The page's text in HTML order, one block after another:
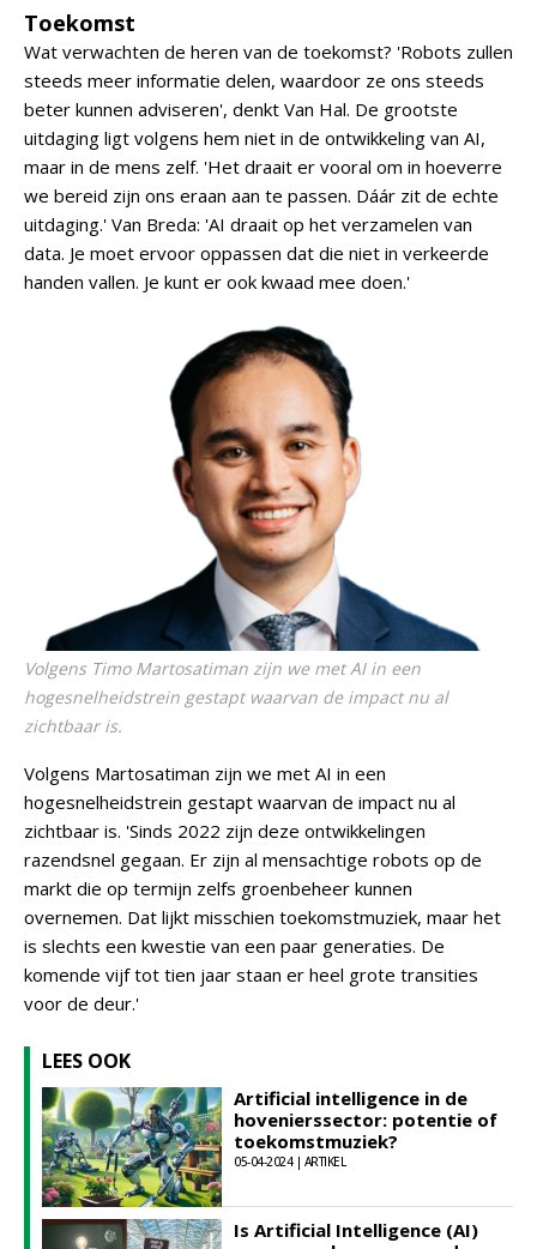
Toekomst
Wat verwachten de heren van de toekomst? 'Robots zullen
steeds meer informatie delen, waardoor ze ons steeds
beter kunnen adviseren', denkt Van Hal. De grootste
uitdaging ligt volgens hem niet in de ontwikkeling van AI,
maar in de mens zelf. 'Het draait er vooral om in hoeverre
we bereid zijn ons eraan aan te passen. Dáár zit de echte
uitdaging.' Van Breda: 'AI draait op het verzamelen van
data. Je moet ervoor oppassen dat die niet in verkeerde
handen vallen. Je kunt er ook kwaad mee doen.'
Volgens Timo Martosatiman zijn we met AI in een
hogesnelheidstrein gestapt waarvan de impact nu al
zichtbaar is.
Volgens Martosatiman zijn we met AI in een
hogesnelheidstrein gestapt waarvan de impact nu al
zichtbaar is. 'Sinds 2022 zijn deze ontwikkelingen
razendsnel gegaan. Er zijn al mensachtige robots op de
markt die op termijn zelfs groenbeheer kunnen
overnemen. Dat lijkt misschien toekomstmuziek, maar het
is slechts een kwestie van een paar generaties. De
komende vijf tot tien jaar staan er heel grote transities
voor de deur.'
LEES OOK
Artificial intelligence in de
hovenierssector: potentie of
toekomstmuziek?
05-04-2024 | ARTIKEL
Is Artificial Intelligence (AI)